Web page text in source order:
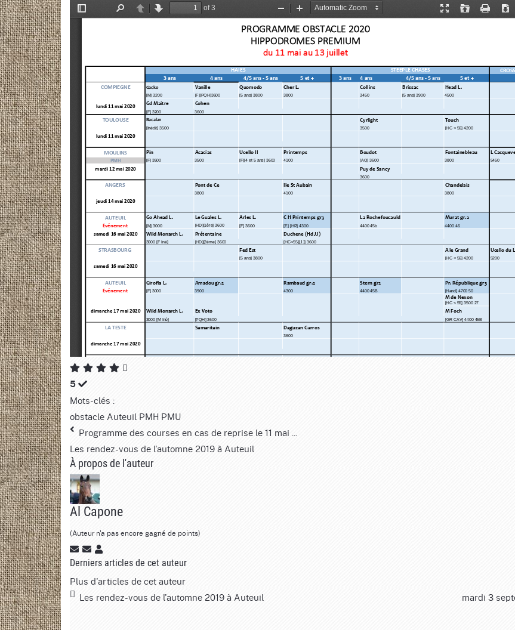
5
Mots-clés :
obstacleAuteuil PMH PMU
Programme des courses en cas de reprise le 11 mai ...
Les rendez-vous de l'automne 2019 à Auteuil
À propos de l'auteur
Al Capone
(Auteur n'a pas encore gagné de points)
Derniers articles de cet auteur
Plus d'articles de cet auteur
mardi 3
Les rendez-vous de l'automne 2019 à Auteuil